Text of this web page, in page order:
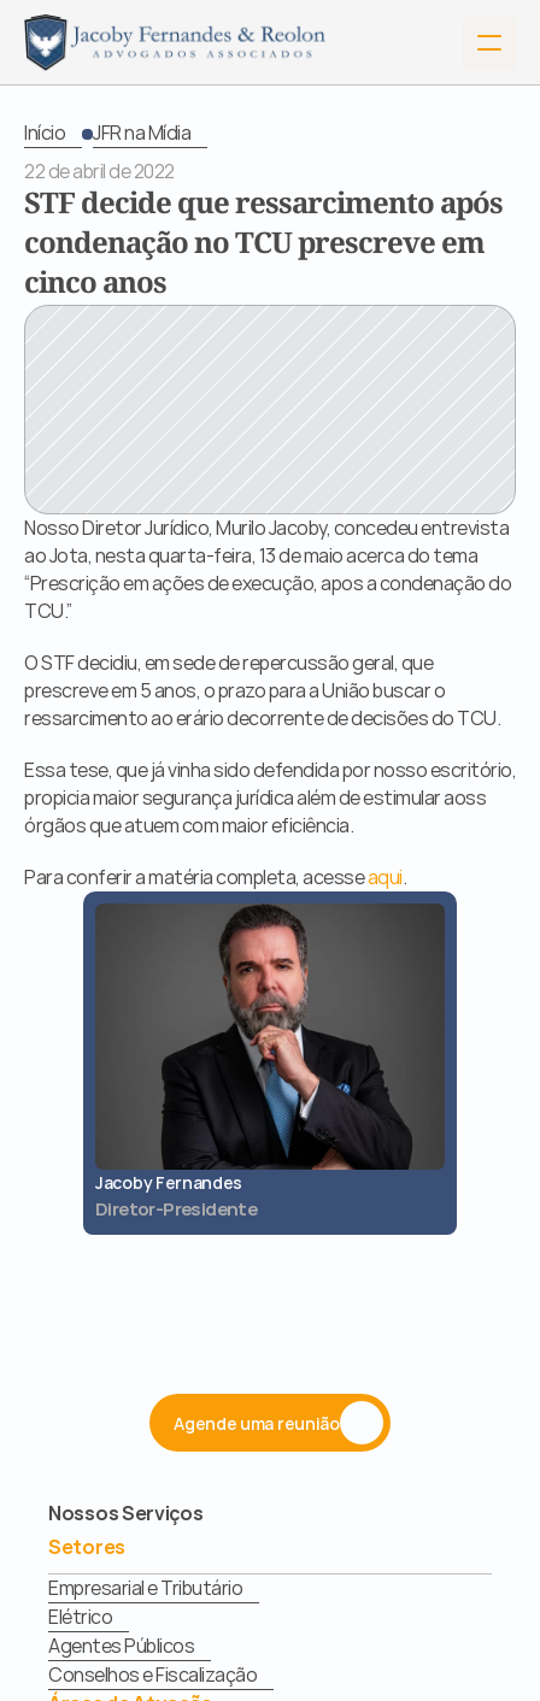
Serviços
Órgãos Públicos
Livraria
Mídia
Início
JFR na Mídia
22 de abril de 2022
STF decide que ressarcimento após
condenação no TCU prescreve em
cinco anos
Nosso Diretor Jurídico, Murilo Jacoby, concedeu entrevista
ao Jota, nesta quarta-feira, 13 de maio acerca do tema
“Prescrição em ações de execução, apos a condenação do
TCU.”
O STF decidiu, em sede de repercussão geral, que
prescreve em 5 anos, o prazo para a União buscar o
ressarcimento ao erário decorrente de decisões do TCU.
Essa tese, que já vinha sido defendida por nosso escritório,
propicia maior segurança jurídica além de estimular aoss
órgãos que atuem com maior eficiência.
Para conferir a matéria completa, acesse aqui.
Jacoby Fernandes
Diretor-Presidente
Agende uma reunião
Nossos Serviços
Setores
Empresarial e Tributário
Elétrico
Agentes Públicos
Conselhos e Fiscalização